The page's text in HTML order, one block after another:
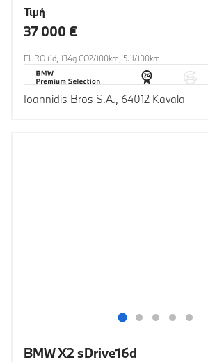
Τιμή
37 000 €
EURO 6d, 134g CO2/100km, 5.1l/100km
Ioannidis Bros S.A., 64012 Kavala
BMW X2 sDrive16d